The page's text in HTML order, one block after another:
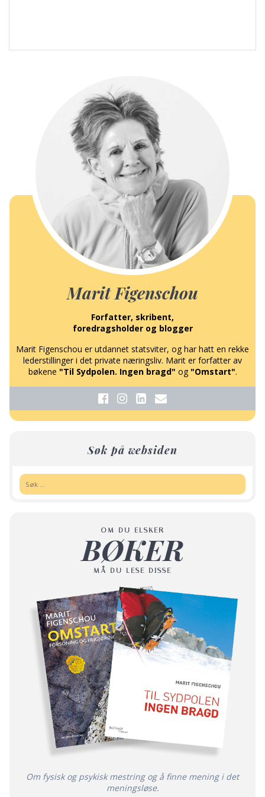
Marit Figenschou
Forfatter, skribent,
foredragsholder og blogger
Marit Figenschou er utdannet statsviter, og har hatt en rekke
lederstillinger i det private næringsliv. Marit er forfatter av
bøkene "Til Sydpolen. Ingen bragd" og "Omstart".
Søk på websiden
OM DU ELSKER
BØKER
MÅ DU LESE DISSE
Om fysisk og psykisk mestring og å finne mening i det
meningsløse.